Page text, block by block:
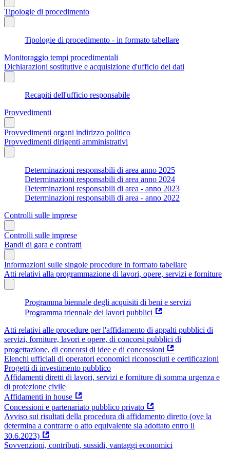
Tipologie di procedimento
Tipologie di procedimento - in formato tabellare
Monitoraggio tempi procedimentali
Dichiarazioni sostitutive e acquisizione d'ufficio dei dati
Recapiti dell'ufficio responsabile
Provvedimenti
Provvedimenti organi indirizzo politico
Provvedimenti dirigenti amministrativi
Determinazioni responsabili di area anno 2025
Determinazioni responsabili di area anno 2024
Determinazioni responsabili di area - anno 2023
Determinazioni responsabili di area - anno 2022
Controlli sulle imprese
Controlli sulle imprese
Bandi di gara e contratti
Informazioni sulle singole procedure in formato tabellare
Atti relativi alla programmazione di lavori, opere, servizi e forniture
Programma biennale degli acquisiti di beni e servizi
Programma triennale dei lavori pubblici
Atti relativi alle procedure per l'affidamento di appalti pubblici di
servizi, forniture, lavori e opere, di concorsi pubblici di
progettazione, di concorsi di idee e di concessioni
Elenchi ufficiali di operatori economici riconosciuti e certificazioni
Progetti di investimento pubblico
Affidamenti diretti di lavori, servizi e forniture di somma urgenza e
di protezione civile
Affidamenti in house
Concessioni e partenariato pubblico privato
Avviso sui risultati della procedura di affidamento diretto (ove la
determina a contrarre o atto equivalente sia adottato entro il
30.6.2023)
Sovvenzioni, contributi, sussidi, vantaggi economici